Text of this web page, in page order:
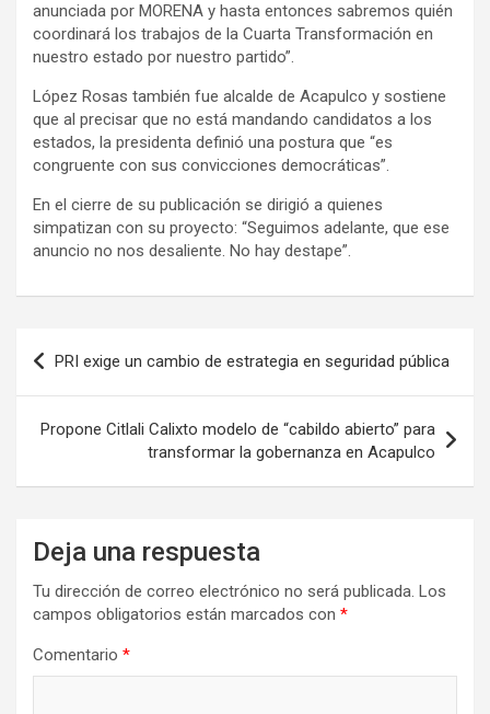
anunciada por MORENA y hasta entonces sabremos quién
coordinará los trabajos de la Cuarta Transformación en
nuestro estado por nuestro partido”.
López Rosas también fue alcalde de Acapulco y sostiene
que al precisar que no está mandando candidatos a los
estados, la presidenta definió una postura que “es
congruente con sus convicciones democráticas”.
En el cierre de su publicación se dirigió a quienes
simpatizan con su proyecto: “Seguimos adelante, que ese
anuncio no nos desaliente. No hay destape”.
Navegación
de
entradas
PRI exige un cambio de estrategia en seguridad pública
Propone Citlali Calixto modelo de “cabildo abierto” para
transformar la gobernanza en Acapulco
Deja una respuesta
Tu dirección de correo electrónico no será publicada. Los
campos obligatorios están marcados con *
Comentario *